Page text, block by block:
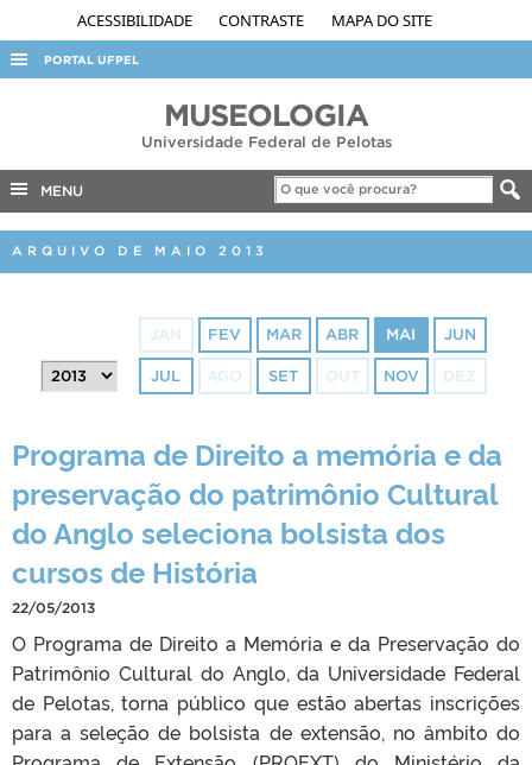
ACESSIBILIDADE CONTRASTE MAPA DO SITE
PORTAL UFPEL
PORTARIAS
MUSEOLOGIA
Universidade Federal de Pelotas
MENU
ARQUIVO DE MAIO 2013
JAN FEV MAR ABR MAI JUN
JUL AGO SET OUT NOV DEZ
Programa de Direito a memória e da
preservação do patrimônio Cultural
do Anglo seleciona bolsista dos
cursos de História
22/05/2013
O Programa de Direito a Memória e da Preservação do
Patrimônio Cultural do Anglo, da Universidade Federal
de Pelotas, torna público que estão abertas inscrições
para a seleção de bolsista de extensão, no âmbito do